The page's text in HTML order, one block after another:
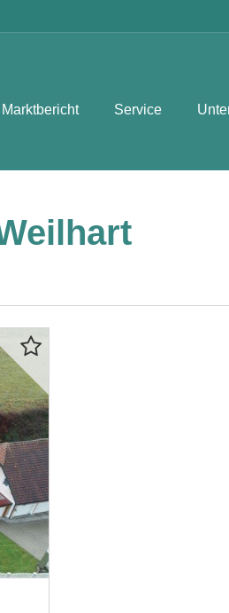
Marktbericht Service